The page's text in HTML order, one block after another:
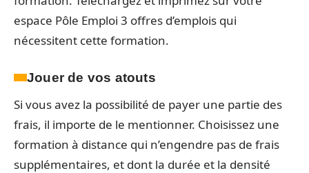
espace Pôle Emploi 3 offres d’emplois qui
nécessitent cette formation.
Jouer de vos atouts
Si vous avez la possibilité de payer une partie des
frais, il importe de le mentionner. Choisissez une
formation à distance qui n’engendre pas de frais
supplémentaires, et dont la durée et la densité